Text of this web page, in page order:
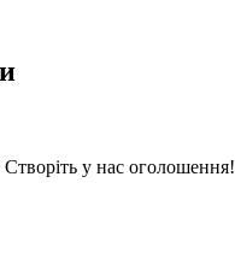
у нас оголошення!